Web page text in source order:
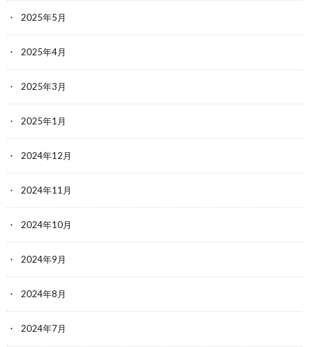
2025年5月
2025年4月
2025年3月
2025年1月
2024年12月
2024年11月
2024年10月
2024年9月
2024年8月
2024年7月